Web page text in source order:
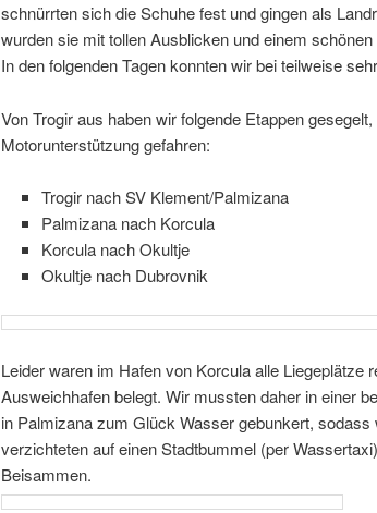
schnürrten sich die Schuhe fest und gingen als
wurden sie mit tollen Ausblicken und einem
In den folgenden Tagen konnten wir bei teilweise
Von Trogir aus haben wir folgende Etappen
Motorunterstützung gefahren:
Trogir nach SV Klement/Palmizana
Palmizana nach Korcula
Korcula nach Okultje
Okultje nach Dubrovnik
Leider waren im Hafen von Korcula alle Liegeplätze
Ausweichhafen belegt. Wir mussten daher in einer
in Palmizana zum Glück Wasser gebunkert, sodass
verzichteten auf einen Stadtbummel (per
Beisammen.